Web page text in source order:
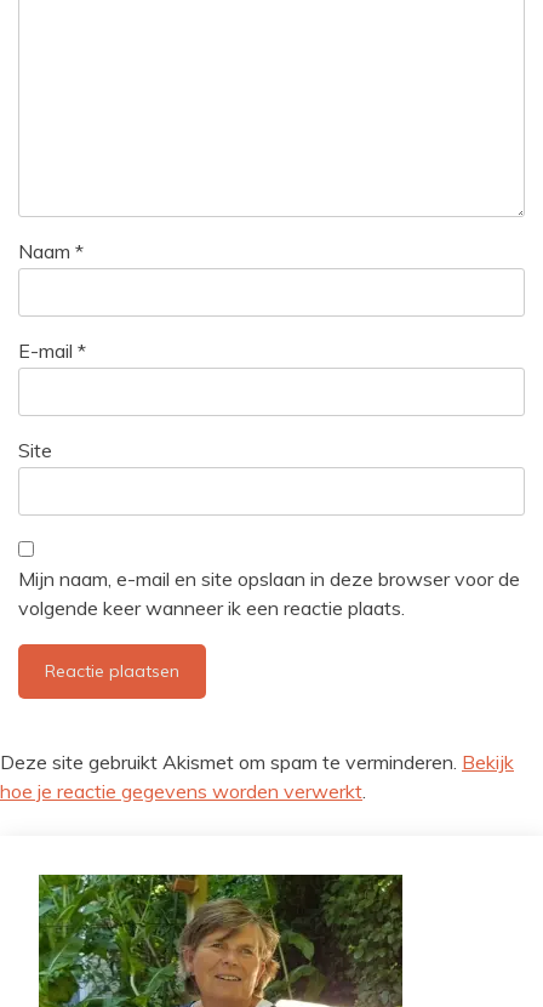
Naam *
E-mail *
Site
Mijn naam, e-mail en site opslaan in deze browser voor de
volgende keer wanneer ik een reactie plaats.
Deze site gebruikt Akismet om spam te verminderen. Bekijk
hoe je reactie gegevens worden verwerkt